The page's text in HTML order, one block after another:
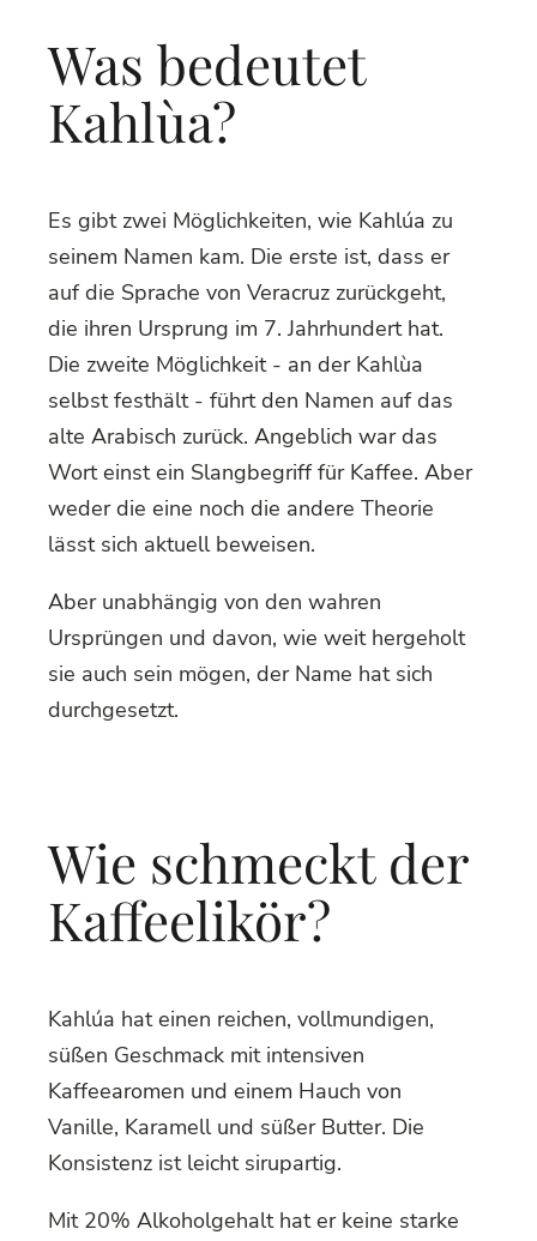
Was bedeutet
Kahlùa?
Es gibt zwei Möglichkeiten, wie Kahlúa zu
seinem Namen kam. Die erste ist, dass er
auf die Sprache von Veracruz zurückgeht,
die ihren Ursprung im 7. Jahrhundert hat.
Die zweite Möglichkeit - an der Kahlùa
selbst festhält - führt den Namen auf das
alte Arabisch zurück. Angeblich war das
Wort einst ein Slangbegriff für Kaffee. Aber
weder die eine noch die andere Theorie
lässt sich aktuell beweisen.
Aber unabhängig von den wahren
Ursprüngen und davon, wie weit hergeholt
sie auch sein mögen, der Name hat sich
durchgesetzt.
Wie schmeckt der
Kaffeelikör?
Kahlúa hat einen reichen, vollmundigen,
süßen Geschmack mit intensiven
Kaffeearomen und einem Hauch von
Vanille, Karamell und süßer Butter. Die
Konsistenz ist leicht sirupartig.
Mit 20% Alkoholgehalt hat er keine starke